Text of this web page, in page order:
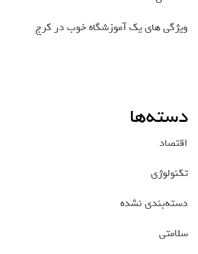
ویژگی های یک آموزشگاه خوب در کرج
دسته‌ها
اقتصاد
تکنولوژی
دسته‌بندی نشده
سلامتی